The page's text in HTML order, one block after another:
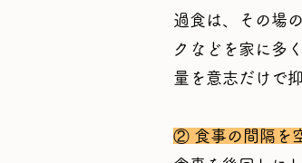
過食は、その場
クなどを家に多
量を意志だけで
② 食事の間隔を